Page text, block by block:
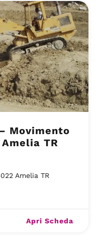
Movimento
TR
Amelia TR
Apri Scheda